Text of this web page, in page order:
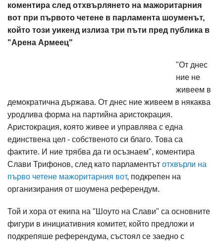
коментира след отхвърлянето на мажоритарния
вот при първото четене в парламента шоуменът,
който този уикенд излиза три пъти пред публика в
"Арена Армеец"
"От днес
ние не
живеем в
демократична държава. От днес ние живеем в някаква
уродлива форма на партийна аристокрация.
Аристокрация, която живее и управлява с една
единствена цел - собственото си благо. Това са
фактите. И ние трябва да ги осъзнаем", коментира
Слави Трифонов, след като парламентът отхвърли на
първо четене мажоритарния вот, подкрепен на
организирания от шоумена референдум.
Той и хора от екипа на "Шоуто на Слави" са основните
фигури в инициативния комитет, който предложи и
подкрепяше референдума, състоял се заедно с